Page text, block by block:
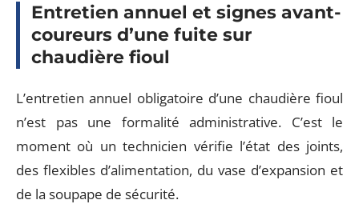
Entretien annuel et signes avant-
coureurs d’une fuite sur
chaudière fioul
L’entretien annuel obligatoire d’une chaudière fioul
n’est pas une formalité administrative. C’est le
moment où un technicien vérifie l’état des joints,
des flexibles d’alimentation, du vase d’expansion et
de la soupape de sécurité.